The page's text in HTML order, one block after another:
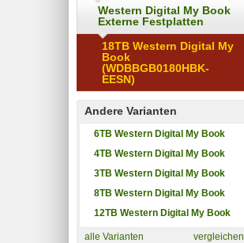
Western Digital My Book
Externe Festplatten
18TB Western Digital My
Book
(WDBBGB0180HBK-
EESN)
Andere Varianten
6TB Western Digital My Book
4TB Western Digital My Book
3TB Western Digital My Book
8TB Western Digital My Book
12TB Western Digital My Book
alle Varianten vergleichen